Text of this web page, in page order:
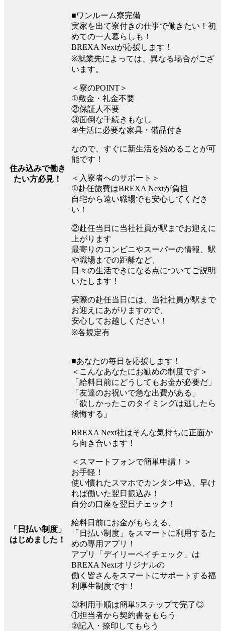
住み込みで働き
たい方必見！
■ワンルーム寮完備
実家を出て寮付きの仕事で働きたい！初
めての一人暮らしも！
BREXA Nextが応援します！
※就業先によっては、異なる場合がござ
います。
＜寮のPOINT＞
①敷金・礼金不要
②保証人不要
③面倒な手続きもなし
④生活に必要な家具・備品付き
なので、すぐに新生活を始めることが可
能です！
＜入寮者へのサポート＞
①赴任旅費はBREXA Nextが負担
自宅から遠い職場でも安心してくださ
い！
②赴任当日に当社社員が駅までお迎えに
上がります
最寄りのコンビニやスーパーの情報、駅
や職場までの距離など、
日々の生活できになる点についてご説明
いたします！
実際の赴任当日には、当社社員が駅まで
お迎えにあがりますので、
安心してお越しください！
※各規定有
「日払い制度」
はじめました！
■あなたの毎日を応援します！
＜こんなあなたにお勧めの制度です＞
「給料日前にどうしてもお金が必要だ」
「友達のお祝いで急な出費がある」
「欲しかったこのタイミングは逃したら
後悔する」
BREXA Next社はそんな気持ちに正面か
ら向き合います！
＜スマートフォンで簡単申請！＞
お手軽！
使い慣れたスマホでカンタン申込、早け
れば働いた翌日振込み！
自分の口座を翌日チェック！
給料日前にお金がもらえる、
「日払い制度」をスマートに利用するた
めの専用アプリ！
アプリ「デイリーペイチェック」は
BREXA Nextオリジナルの
働く皆さんをスマートにサポートする福
利厚生制度です！
◎利用手順は簡単5ステップで完了◎
①担当者から契約書をもらう
②記入・捺印してもらう